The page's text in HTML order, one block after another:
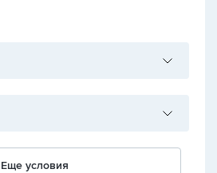
Еще условия